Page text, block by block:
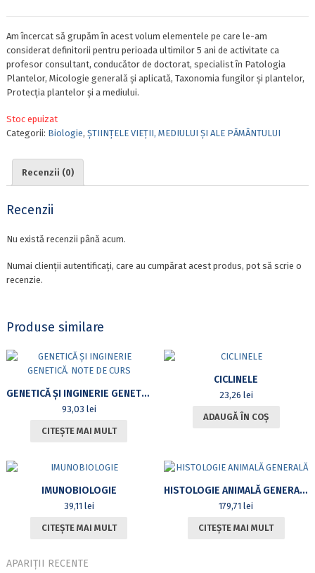
Am încercat să grupăm în acest volum elementele pe care le-am
considerat definitorii pentru perioada ultimilor 5 ani de activitate ca
profesor consultant, conducător de doctorat, specialist în Patologia
Plantelor, Micologie generală și aplicată, Taxonomia fungilor și plantelor,
Protecția plantelor și a mediului.
Stoc epuizat
Categorii: Biologie, ȘTIINȚELE VIEȚII, MEDIULUI ȘI ALE PĂMÂNTULUI
Recenzii (0)
Recenzii
Nu există recenzii până acum.
Numai clienții autentificați, care au cumpărat acest produs, pot să scrie o
recenzie.
Produse similare
GENETICĂ ȘI INGINERIE GENETICĂ. NOTE DE CURS
93,03 lei
CITEȘTE MAI MULT
CICLINELE
23,26 lei
ADAUGĂ ÎN COȘ
IMUNOBIOLOGIE
39,11 lei
CITEȘTE MAI MULT
HISTOLOGIE ANIMALĂ GENERALĂ
179,71lei
CITEȘTE MAI MULT
APARIȚII RECENTE